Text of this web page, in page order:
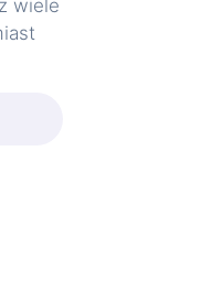
wiele